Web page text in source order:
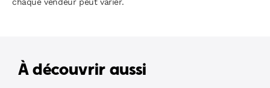
À découvrir aussi